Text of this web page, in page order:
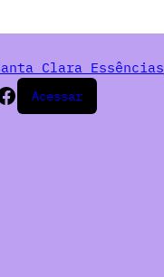
Clara Essências
Acessar